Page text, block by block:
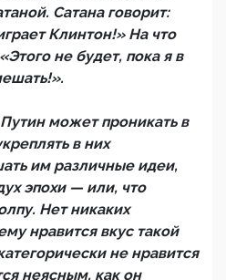
Сатана говорит:
Клинтон!» На что
не будет, пока я в
может проникать в
в них
им различные идеи,
эпохи — или, что
Нет никаких
нравится вкус такой
не нравится
неясным, как он